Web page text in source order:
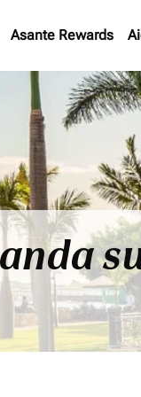
Asante Rewards